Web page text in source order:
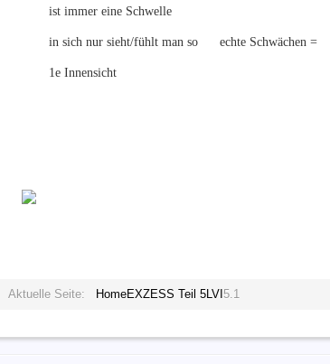
ist immer eine Schwelle
in sich nur sieht/fühlt man so echte Schwächen =
1e Innensicht
Aktuelle Seite: HomeEXZESS Teil 5LVI 5.1